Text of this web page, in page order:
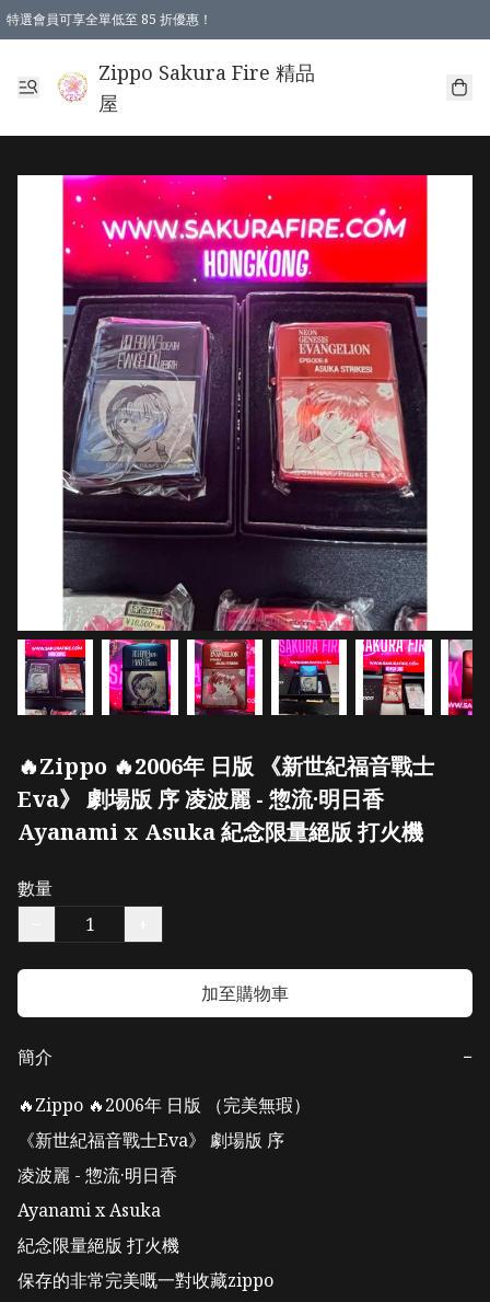
特選會員可享全單低至 85 折優惠！
Zippo Sakura Fire 精品
屋
🔥Zippo 🔥2006年 日版 《新世紀福音戰士
Eva》 劇場版 序 凌波麗 - 惣流·明日香
Ayanami x Asuka 紀念限量絕版 打火機
數量
加至購物車
簡介
−
🔥Zippo 🔥2006年 日版 （完美無瑕）
《新世紀福音戰士Eva》 劇場版 序
凌波麗 - 惣流·明日香
Ayanami x Asuka
紀念限量絕版 打火機
保存的非常完美嘅一對收藏zippo